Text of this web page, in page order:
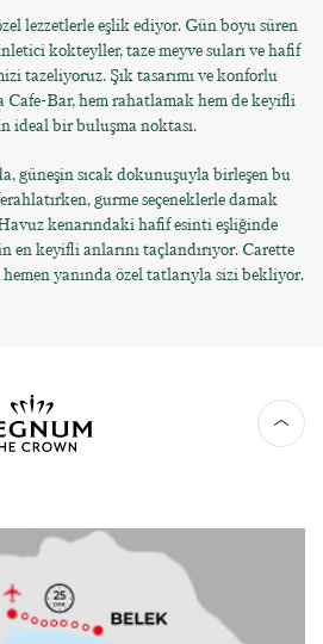
lezzetlerle eşlik ediyor. Gün boyu süren
kokteyller, taze meyve suları ve hafif
tazeliyoruz. Şık tasarımı ve konforlu
Cafe-Bar, hem rahatlamak hem de keyifli
ideal bir buluşma noktası.
güneşin sıcak dokunuşuyla birleşen bu
gurme seçeneklerle damak
kenarındaki hafif esinti eşliğinde
en keyifli anlarını taçlandırıyor. Carette
yanında özel tatlarıyla sizi bekliyor.